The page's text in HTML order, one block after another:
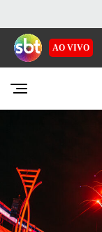
AO VIVO
EMISSORAS
-